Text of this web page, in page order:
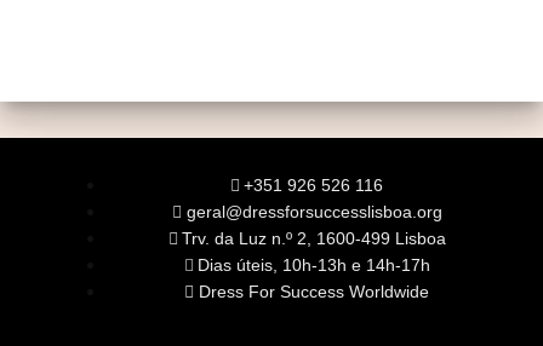
+351 926 526 116
geral@dressforsuccesslisboa.org
Trv. da Luz n.º 2, 1600-499 Lisboa
Dias úteis, 10h-13h e 14h-17h
Dress For Success Worldwide